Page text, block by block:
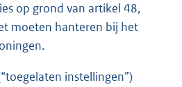
op grond van artikel 48,
moeten hanteren bij het
instellingen”)